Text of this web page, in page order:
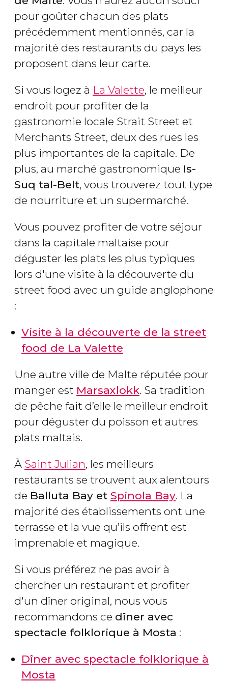
pour goûter chacun des plats
précédemment mentionnés, car la
majorité des restaurants du pays les
proposent dans leur carte.
Si vous logez à La Valette, le meilleur
endroit pour profiter de la
gastronomie locale Strait Street et
Merchants Street, deux des rues les
plus importantes de la capitale. De
plus, au marché gastronomique Is-
Suq tal-Belt, vous trouverez tout type
de nourriture et un supermarché.
Vous pouvez profiter de votre séjour
dans la capitale maltaise pour
déguster les plats les plus typiques
lors d'une visite à la découverte du
street food avec un guide anglophone
:
Visite à la découverte de la street
food de La Valette
Une autre ville de Malte réputée pour
manger est Marsaxlokk. Sa tradition
de pêche fait d’elle le meilleur endroit
pour déguster du poisson et autres
plats maltais.
À Saint Julian, les meilleurs
restaurants se trouvent aux alentours
de Balluta Bay et Spinola Bay. La
majorité des établissements ont une
terrasse et la vue qu’ils offrent est
imprenable et magique.
Si vous préférez ne pas avoir à
chercher un restaurant et profiter
d'un dîner original, nous vous
recommandons ce dîner avec
spectacle folklorique à Mosta :
Dîner avec spectacle folklorique à
Mosta